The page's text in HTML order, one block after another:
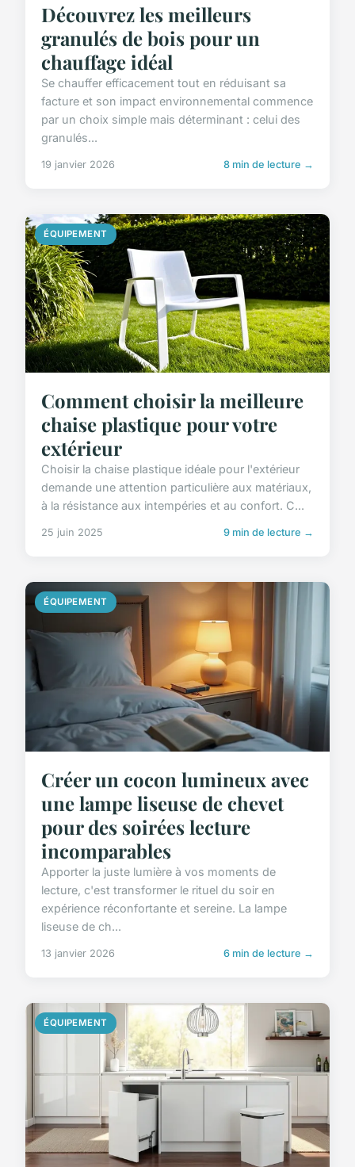
Découvrez les meilleurs
granulés de bois pour un
chauffage idéal
Se chauffer efficacement tout en réduisant sa
facture et son impact environnemental commence
par un choix simple mais déterminant : celui des
granulés...
19 janvier 2026 8 min de lecture →
ÉQUIPEMENT
Comment choisir la meilleure
chaise plastique pour votre
extérieur
Choisir la chaise plastique idéale pour l'extérieur
demande une attention particulière aux matériaux,
à la résistance aux intempéries et au confort. C...
25 juin 2025 9 min de lecture →
ÉQUIPEMENT
Créer un cocon lumineux avec
une lampe liseuse de chevet
pour des soirées lecture
incomparables
Apporter la juste lumière à vos moments de
lecture, c'est transformer le rituel du soir en
expérience réconfortante et sereine. La lampe
liseuse de ch...
13 janvier 2026 6 min de lecture →
ÉQUIPEMENT